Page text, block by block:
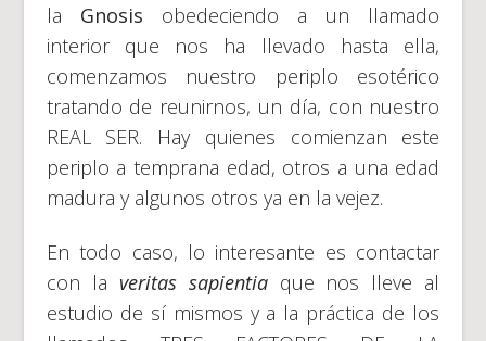
la Gnosis obedeciendo a un llamado
interior que nos ha llevado hasta ella,
comenzamos nuestro periplo esotérico
tratando de reunirnos, un día, con nuestro
REAL SER. Hay quienes comienzan este
periplo a temprana edad, otros a una edad
madura y algunos otros ya en la vejez.
En todo caso, lo interesante es contactar
con la veritas sapientia que nos lleve al
estudio de sí mismos y a la práctica de los